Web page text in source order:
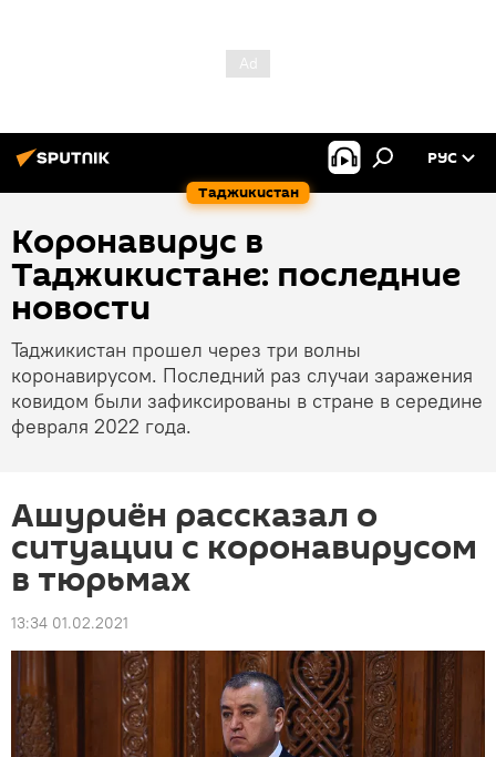
Таджикистан
РУС
Коронавирус в
Таджикистане: последние
новости
Таджикистан прошел через три волны
коронавирусом. Последний раз случаи заражения
ковидом были зафиксированы в стране в середине
февраля 2022 года.
Ашуриён рассказал о
ситуации с коронавирусом
в тюрьмах
13:34 01.02.2021